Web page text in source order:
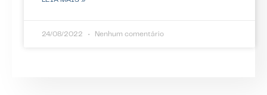
24/08/2022 Nenhum comentário